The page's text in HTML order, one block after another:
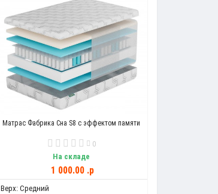
Матрас Фабрика Сна S8 с эффектом памяти
0
На складе
1 000.00 .p
Верх: Средний